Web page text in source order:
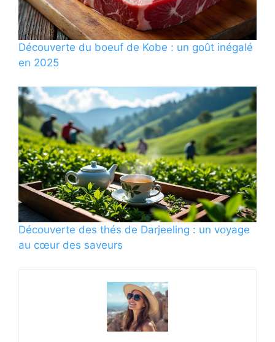
Découverte du boeuf de Kobe : un goût inégalé
en 2025
Découverte des thés de Darjeeling : un voyage
au cœur des saveurs